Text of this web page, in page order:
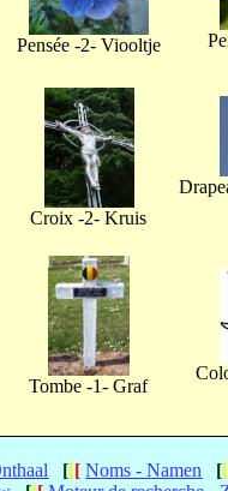
Pensée -2- Viooltje
Croix -2- Kruis
Tombe -1- Graf
[[[ Noms - Namen [[